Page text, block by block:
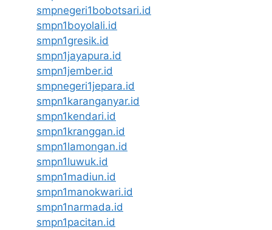
smpnegeri1bobotsari.id
smpn1boyolali.id
smpn1gresik.id
smpn1jayapura.id
smpn1jember.id
smpnegeri1jepara.id
smpn1karanganyar.id
smpn1kendari.id
smpn1kranggan.id
smpn1lamongan.id
smpn1luwuk.id
smpn1madiun.id
smpn1manokwari.id
smpn1narmada.id
smpn1pacitan.id